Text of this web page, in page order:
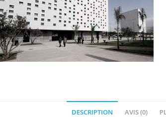
DESCRIPTION AVIS (0)